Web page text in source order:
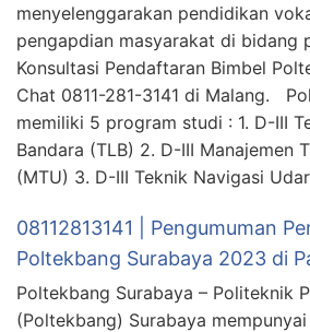
menyelenggarakan pendidikan
pengapdian masyarakat di bidang
Konsultasi Pendaftaran Bimbel
Chat 0811-281-3141 di Malang.
memiliki 5 program studi : 1. D-III
Bandara (TLB) 2. D-III Manajemen
(MTU) 3. D-III Teknik Navigasi
08112813141 | Pengumuman
Poltekbang Surabaya 2023 di
Poltekbang Surabaya – Politeknik
(Poltekbang) Surabaya